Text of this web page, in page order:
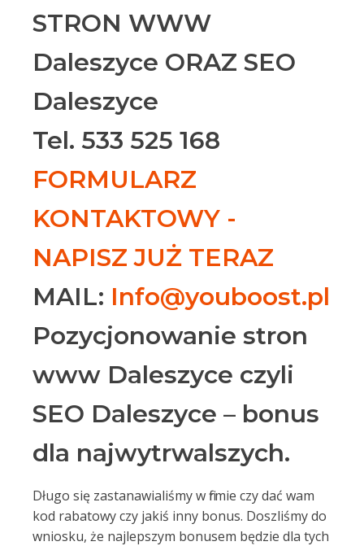
STRON WWW
Daleszyce ORAZ SEO
Daleszyce
Tel. 533 525 168
FORMULARZ
KONTAKTOWY -
NAPISZ JUŻ TERAZ
MAIL: Info@youboost.pl
Pozycjonowanie stron
www Daleszyce czyli
SEO Daleszyce – bonus
dla najwytrwalszych.
Długo się zastanawialiśmy w firmie czy dać wam
kod rabatowy czy jakiś inny bonus. Doszliśmy do
wniosku, że najlepszym bonusem będzie dla tych